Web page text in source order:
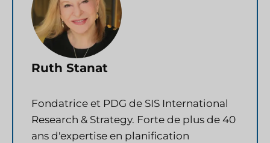
Ruth Stanat
Fondatrice et PDG de SIS International
Research & Strategy. Forte de plus de 40
ans d'expertise en planification